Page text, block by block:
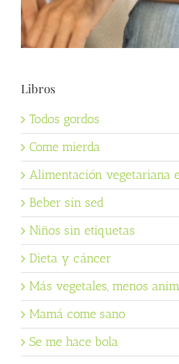
Libros
Todos gordos
Come mierda
Alimentación vegetariana
Beber sin sed
Niños sin etiquetas
Dieta y cáncer
Más vegetales, menos
Mamá come sano
Se me hace bola